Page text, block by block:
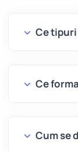
Ce
Ce
Cum se